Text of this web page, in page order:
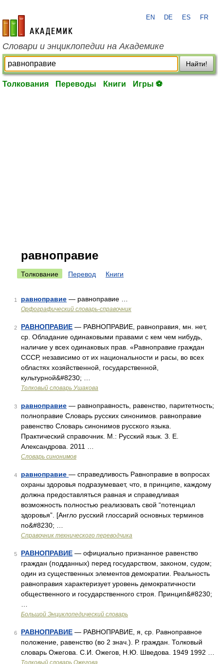
academic.ru
EN DE ES FR
Словари и энциклопедии на Академике
Найти!
Толкования Переводы Книги Игры ⚽
равноправие
Толкование Перевод Книги
1 равноправие — равноправие …
Орфографический словарь-справочник
2 РАВНОПРАВИЕ — РАВНОПРАВИЕ, равноправия, мн. нет,
ср. Обладание одинаковыми правами с кем чем нибудь,
наличие у всех одинаковых прав. «Равноправие граждан
СССР, независимо от их национальности и расы, во всех
областях хозяйственной, государственной,
культурной&#8230; …
Толковый словарь Ушакова
3 равноправие — равноправность, равенство, паритетность;
полноправие Словарь русских синонимов. равноправие
равенство Словарь синонимов русского языка.
Практический справочник. М.: Русский язык. З. Е.
Александрова. 2011 …
Словарь синонимов
4 равноправие — справедливость Равноправие в вопросах
охраны здоровья подразумевает, что, в принципе, каждому
должна предоставляться равная и справедливая
возможность полностью реализовать свой “потенциал
здоровья”. [Англо русский глоссарий основных терминов
по&#8230; …
Справочник технического переводчика
5 РАВНОПРАВИЕ — официально признанное равенство
граждан (подданных) перед государством, законом, судом;
один из существенных элементов демократии. Реальность
равноправия характеризует уровень демократичности
общественного и государственного строя. Принцип&#8230;
Большой Энциклопедический словарь
6 РАВНОПРАВИЕ — РАВНОПРАВИЕ, я, ср. Равноправное
положение, равенство (во 2 знач.). Р. граждан. Толковый
словарь Ожегова. С.И. Ожегов, Н.Ю. Шведова. 1949 1992 …
Толковый словарь Ожегова